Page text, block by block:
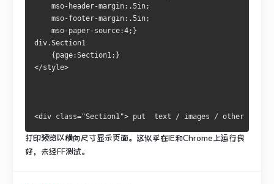
    mso-header-margin:.5in;
    mso-footer-margin:.5in;
    mso-paper-source:4;}
div.Section1
    {page:Section1;}
</style>
<div class="Section1"> put  text / images / other stuff
打印预览以横向尺寸显示页面。 这似乎在IE和Chrome上运行良
好，未经FF测试。